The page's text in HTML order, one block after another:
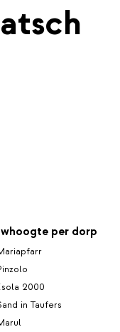
per dorp
2000
in Taufers